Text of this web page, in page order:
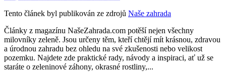
Tento článek byl publikován ze zdrojů Naše zahrada
Články z magazínu NašeZahrada.com potěší nejen všechny
milovníky zeleně. Jsou určeny těm, kteří chtějí mít krásnou, zdravou
a úrodnou zahradu bez ohledu na své zkušenosti nebo velikost
pozemku. Najdete zde praktické rady, návody a inspiraci, ať už se
staráte o zeleninové záhony, okrasné rostliny,...